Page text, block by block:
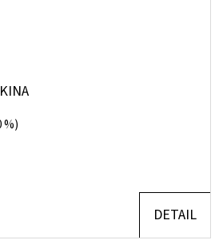
%)
DETAIL